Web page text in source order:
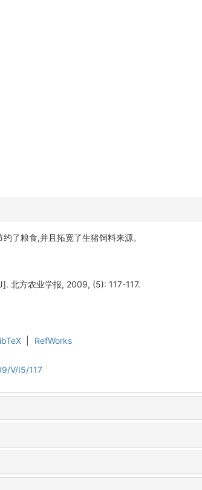
了粮食,并且拓宽了生猪饲料来源。
北方农业学报, 2009, (5): 117-117.
RefWorks
V/I5/117